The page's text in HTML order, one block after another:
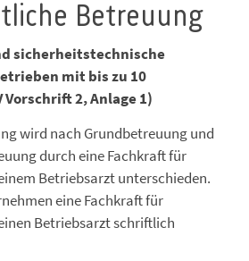
Betreuung
sicherheitstechnische
mit bis zu 10
Vorschrift 2, Anlage 1)
wird nach Grundbetreuung und
durch eine Fachkraft für
Betriebsarzt unterschieden.
eine Fachkraft für
Betriebsarzt schriftlich